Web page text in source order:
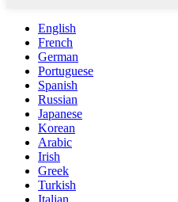
English
French
German
Portuguese
Spanish
Russian
Japanese
Korean
Arabic
Irish
Greek
Turkish
Italian